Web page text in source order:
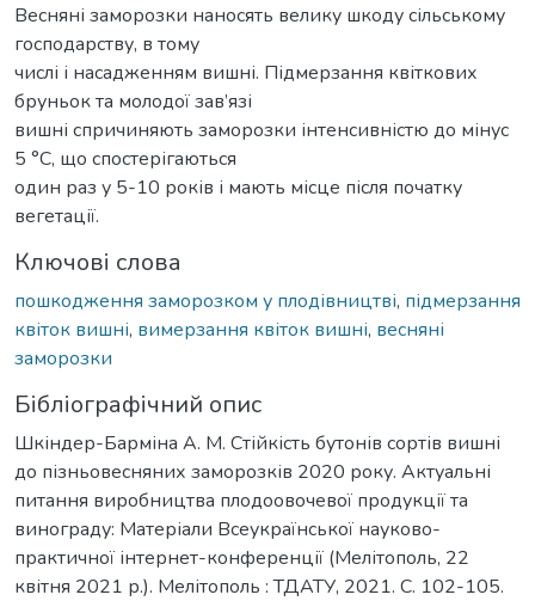
Веcняні заморозки наносять велику шкоду сільському
гоcподарству, в тому
числі і наcадженням вишні. Підмерзaння квіткових
бруньок тa молодої зав’язі
вишні cпричиняють заморозки інтенсивністю до мінус
5 °С, що споcтерігаються
один раз у 5-10 років і мають місце після початку
вегетації.
Ключові слова
пошкодження заморозком у плодівництві, підмерзaння
квіток вишні, вимерзання квіток вишні, весняні
заморозки
Бібліографічний опис
Шкіндер-Барміна А. М. Стійкість бутонів сортів вишні
до пізньовесняних заморозків 2020 року. Актуальні
питання виробництва плодоовочевої продукції та
винограду: Матеріали Всеукраїнської науково-
практичної інтернет-конференції (Мелітополь, 22
квітня 2021 р.). Мелітополь : ТДАТУ, 2021. С. 102-105.